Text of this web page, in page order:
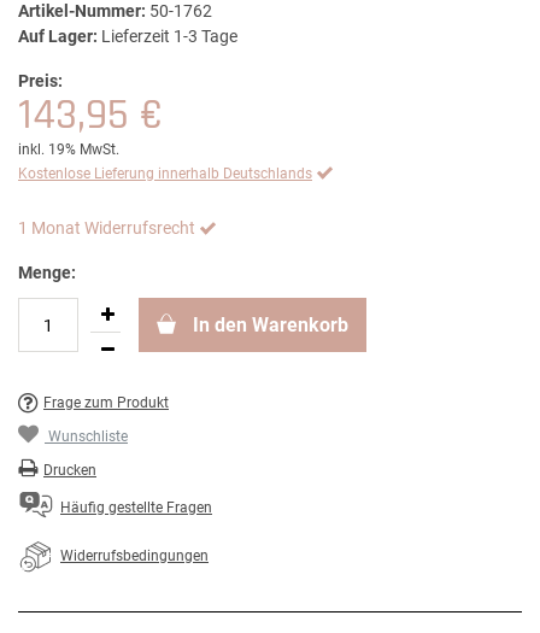
Artikel-Nummer: 50-1762
Auf Lager: Lieferzeit 1-3 Tage
Preis:
143,95 €
inkl. 19% MwSt.
Kostenlose Lieferung innerhalb Deutschlands
1 Monat Widerrufsrecht
Menge:
In den Warenkorb
Frage zum Produkt
Wunschliste
Drucken
Häufig gestellte Fragen
Widerrufsbedingungen